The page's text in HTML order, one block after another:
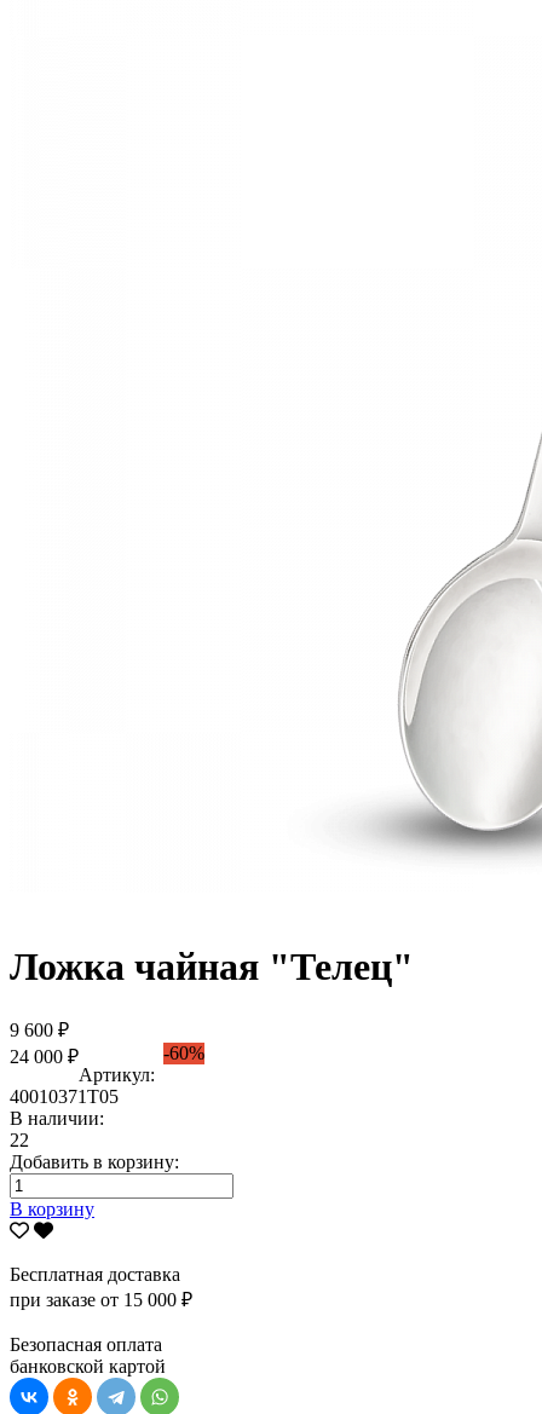
Ложка чайная "Телец"
9 600 ₽
24 000 ₽
-60%
Артикул:
40010371Т05
В наличии:
22
Добавить в корзину:
В корзину
Бесплатная доставка
при заказе от 15 000 ₽
Безопасная оплата
банковской картой